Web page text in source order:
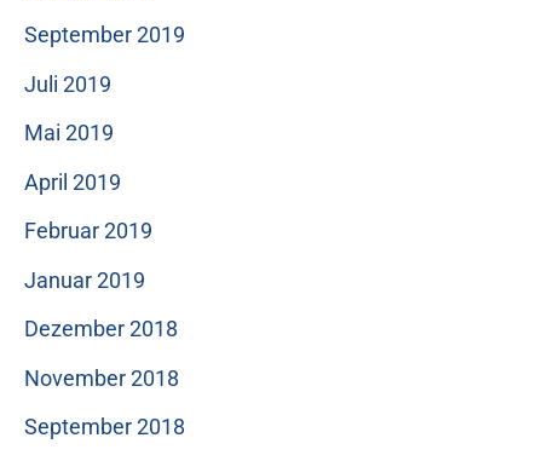
September 2019
Juli 2019
Mai 2019
April 2019
Februar 2019
Januar 2019
Dezember 2018
November 2018
September 2018